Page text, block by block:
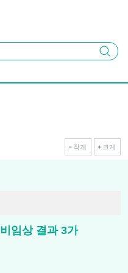
검색
작게 크게
임상 결과 3가